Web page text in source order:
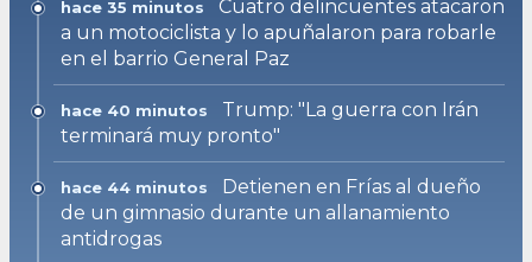
hace 35 minutos
Cuatro delincuentes atacaron
a un motociclista y lo apuñalaron para robarle
en el barrio General Paz
hace 40 minutos
Trump: "La guerra con Irán
terminará muy pronto"
hace 44 minutos
Detienen en Frías al dueño
de un gimnasio durante un allanamiento
antidrogas